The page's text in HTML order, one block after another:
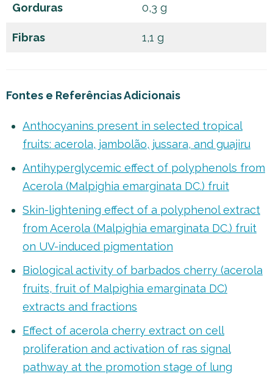
Gorduras 0,3 g
Fibras 1,1 g
Fontes e Referências Adicionais
Anthocyanins present in selected tropical
fruits: acerola, jambolão, jussara, and guajiru
Antihyperglycemic effect of polyphenols from
Acerola (Malpighia emarginata DC.) fruit
Skin-lightening effect of a polyphenol extract
from Acerola (Malpighia emarginata DC.) fruit
on UV-induced pigmentation
Biological activity of barbados cherry (acerola
fruits, fruit of Malpighia emarginata DC)
extracts and fractions
Effect of acerola cherry extract on cell
proliferation and activation of ras signal
pathway at the promotion stage of lung